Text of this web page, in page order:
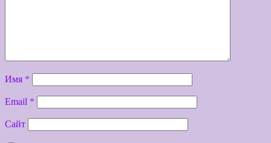
Имя *
Email *
Сайт